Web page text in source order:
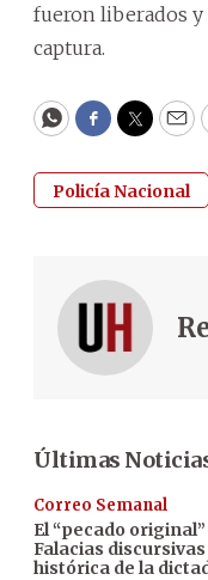
fueron liberados y
captura.
WhatsApp
Facebook
Policía Nacional
Últimas
Correo Semanal
El “pecado
Falacias
histórica de la